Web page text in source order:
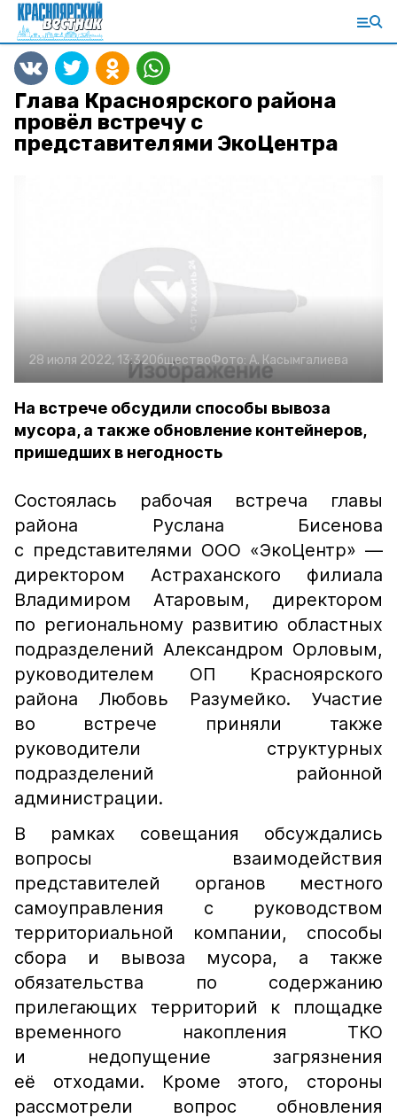
Глава Красноярского района
провёл встречу с
представителями ЭкоЦентра
28 июля 2022, 13:32ОбществоФото: А. Касымгалиева
На встрече обсудили способы вывоза
мусора, а также обновление контейнеров,
пришедших в негодность
Состоялась рабочая встреча главы
района Руслана Бисенова
с представителями ООО «ЭкоЦентр» —
директором Астраханского филиала
Владимиром Атаровым, директором
по региональному развитию областных
подразделений Александром Орловым,
руководителем ОП Красноярского
района Любовь Разумейко. Участие
во встрече приняли также
руководители структурных
подразделений районной
администрации.
В рамках совещания обсуждались
вопросы взаимодействия
представителей органов местного
самоуправления с руководством
территориальной компании, способы
сбора и вывоза мусора, а также
обязательства по содержанию
прилегающих территорий к площадке
временного накопления ТКО
и недопущение загрязнения
её отходами. Кроме этого, стороны
рассмотрели вопрос обновления